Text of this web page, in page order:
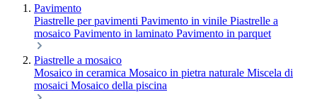
Pavimento
Piastrelle per pavimenti Pavimento in vinile Piastrelle a
mosaico Pavimento in laminato Pavimento in parquet
Piastrelle a mosaico
Mosaico in ceramica Mosaico in pietra naturale Miscela di
mosaici Mosaico della piscina